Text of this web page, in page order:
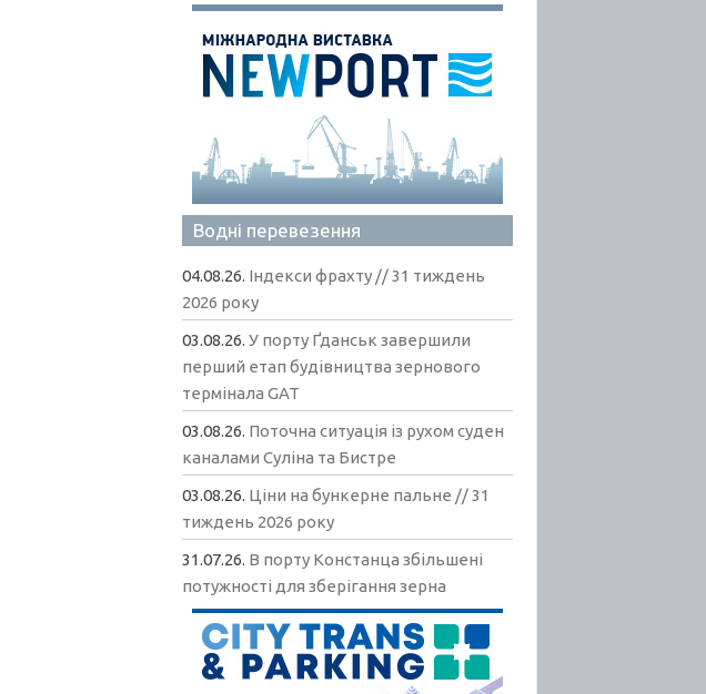
Водні перевезення
04.08.26. Індекси фрахту // 31 тиждень
2026 року
03.08.26.У порту Ґданськ завершили
перший етап будівництва зернового
термінала GAT
03.08.26. Поточна ситуація із рухом суден
каналами Суліна та Бистре
03.08.26. Ціни на бункерне пальне // 31
тиждень 2026 року
31.07.26. В порту Констанца збільшені
потужності для зберігання зерна